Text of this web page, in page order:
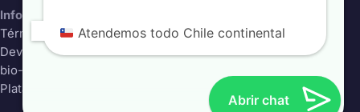
Información
Términos y condiciones
Devoluciones
bio-class.com
Plataforma educativa
Atendemos todo Chile continental
Abrir chat